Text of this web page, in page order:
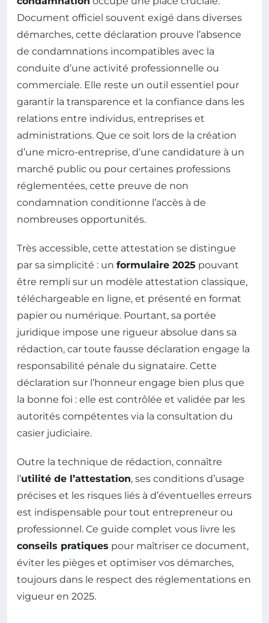
Document officiel souvent exigé dans diverses
démarches, cette déclaration prouve l’absence
de condamnations incompatibles avec la
conduite d’une activité professionnelle ou
commerciale. Elle reste un outil essentiel pour
garantir la transparence et la confiance dans les
relations entre individus, entreprises et
administrations. Que ce soit lors de la création
d’une micro-entreprise, d’une candidature à un
marché public ou pour certaines professions
réglementées, cette preuve de non
condamnation conditionne l’accès à de
nombreuses opportunités.
Très accessible, cette attestation se distingue
par sa simplicité : un formulaire 2025 pouvant
être rempli sur un modèle attestation classique,
téléchargeable en ligne, et présenté en format
papier ou numérique. Pourtant, sa portée
juridique impose une rigueur absolue dans sa
rédaction, car toute fausse déclaration engage la
responsabilité pénale du signataire. Cette
déclaration sur l’honneur engage bien plus que
la bonne foi : elle est contrôlée et validée par les
autorités compétentes via la consultation du
casier judiciaire.
Outre la technique de rédaction, connaître
l’utilité de l’attestation, ses conditions d’usage
précises et les risques liés à d’éventuelles erreurs
est indispensable pour tout entrepreneur ou
professionnel. Ce guide complet vous livre les
conseils pratiques pour maîtriser ce document,
éviter les pièges et optimiser vos démarches,
toujours dans le respect des réglementations en
vigueur en 2025.